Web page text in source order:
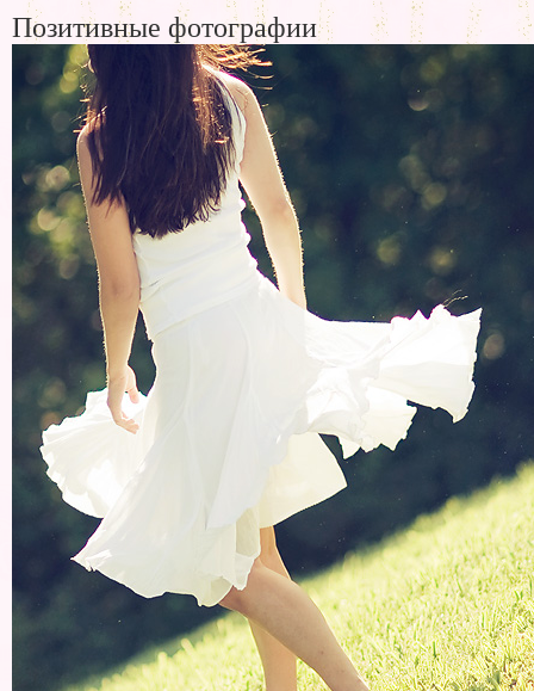
Позитивные фотографии